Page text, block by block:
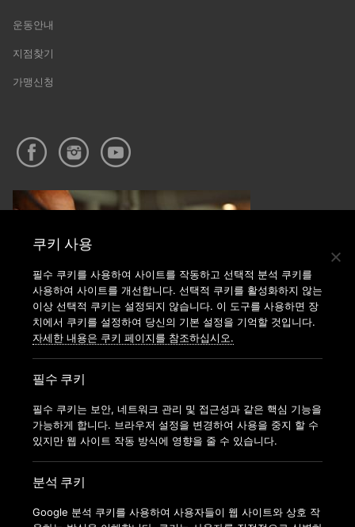
운동안내
지점찾기
가맹신청
쿠키 사용
필수 쿠키를 사용하여 사이트를 작동하고 선택적 분석 쿠키를
사용하여 사이트를 개선합니다. 선택적 쿠키를 활성화하지 않는
이상 선택적 쿠키는 설정되지 않습니다. 이 도구를 사용하면 장
치에서 쿠키를 설정하여 당신의 기본 설정을 기억할 것입니다.
자세한 내용은 쿠키 페이지를 참조하십시오.
필수 쿠키
필수 쿠키는 보안, 네트워크 관리 및 접근성과 같은 핵심 기능을
가능하게 합니다. 브라우저 설정을 변경하여 사용을 중지 할 수
있지만 웹 사이트 작동 방식에 영향을 줄 수 있습니다.
분석 쿠키
Google 분석 쿠키를 사용하여 사용자들이 웹 사이트와 상호 작